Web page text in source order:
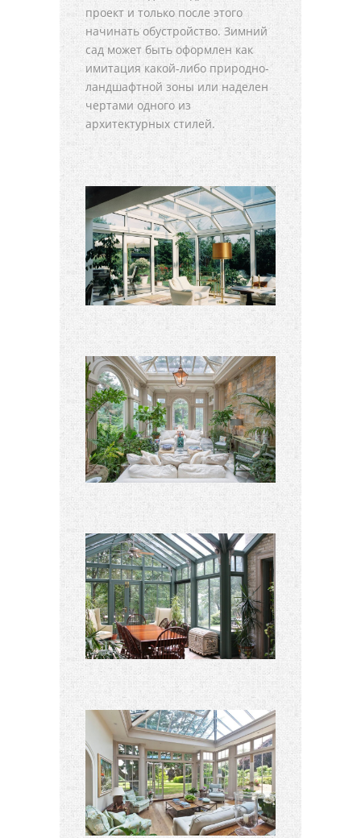
проект и только после этого
начинать обустройство. Зимний
сад может быть оформлен как
имитация какой-либо природно-
ландшафтной зоны или наделен
чертами одного из
архитектурных стилей.